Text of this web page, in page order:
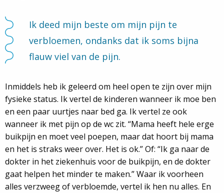
Ik deed mijn beste om mijn pijn te
verbloemen, ondanks dat ik soms bijna
flauw viel van de pijn.
Inmiddels heb ik geleerd om heel open te zijn over mijn
fysieke status. Ik vertel de kinderen wanneer ik moe ben
en een paar uurtjes naar bed ga. Ik vertel ze ook
wanneer ik met pijn op de wc zit. “Mama heeft hele erge
buikpijn en moet veel poepen, maar dat hoort bij mama
en het is straks weer over. Het is ok.” Of: “Ik ga naar de
dokter in het ziekenhuis voor de buikpijn, en de dokter
gaat helpen het minder te maken.” Waar ik voorheen
alles verzweeg of verbloemde, vertel ik hen nu alles. En